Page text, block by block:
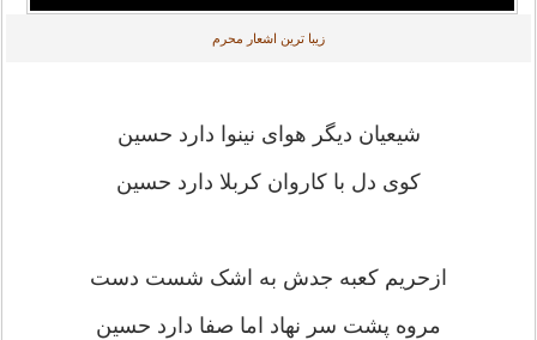
زیبا ترین اشعار محرم
شیعیان دیگر هوای نینوا دارد حسین
کوی دل با کاروان کربلا دارد حسین
ازحریم کعبه جدش به اشک شست دست
مروه پشت سر نهاد اما صفا دارد حسین